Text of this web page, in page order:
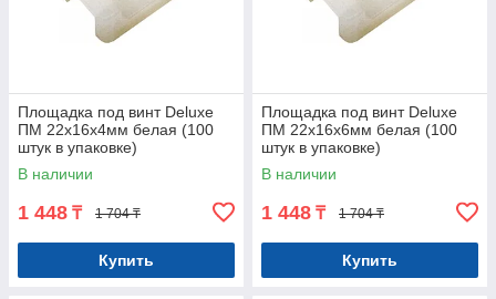
Площадка под винт Deluxe
ПМ 22х16х4мм белая (100
штук в упаковке)
В наличии
1 448 ₸ 1 704 ₸
Купить
Площадка под винт Deluxe
ПМ 22х16х6мм белая (100
штук в упаковке)
В наличии
1 448 ₸ 1 704 ₸
Купить